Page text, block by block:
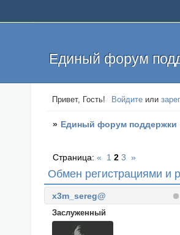
Единый форум
Привет, Гость! Войдите или
» Единый форум поддержки
Обмен регистрациями и
Страница:« 1 2 3 »
x3m_sereg@
Заслуженный